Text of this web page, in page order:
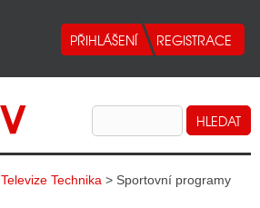
Televize Technika > Sportovní programy